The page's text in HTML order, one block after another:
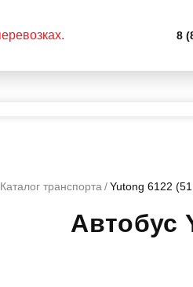
8
Каталог транспорта Yutong 6122
Автобус